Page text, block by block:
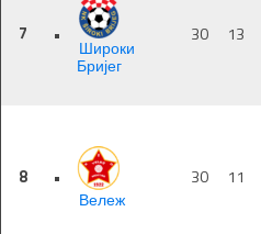
7 •
Широки
Бријег
30 13
8
•
Вележ
30 11